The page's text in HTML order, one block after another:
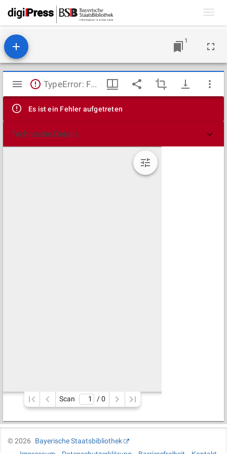
1
Mirador
Viewer
TypeError: Failed to fetch
Es ist ein Fehler aufgetreten
Technische Details
Scan / 0
©2026
Bayerische Staatsbibliothek